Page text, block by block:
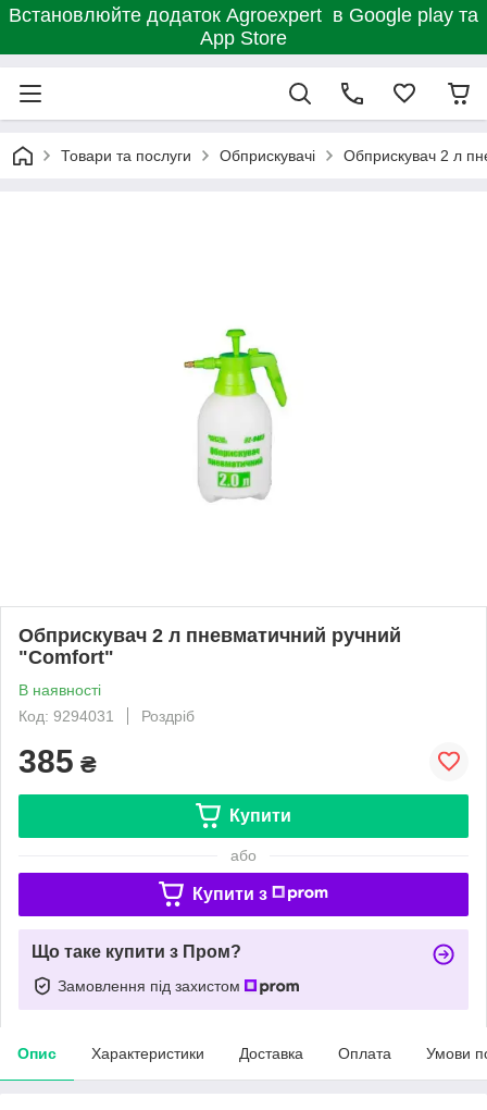
Встановлюйте додаток Agroexpert в Google play та
App Store
Товари та послуги Обприскувачі Обприскувач 2 л
Обприскувач 2 л пневматичний ручний
"Comfort"
В наявності
Код: 9294031
Роздріб
385 ₴
Купити
або
Купити з
Що таке купити з Пром?
Замовлення під захистом
Опис Характеристики Доставка Оплата Умови